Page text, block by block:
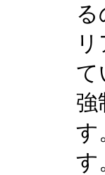
て
強
す
す